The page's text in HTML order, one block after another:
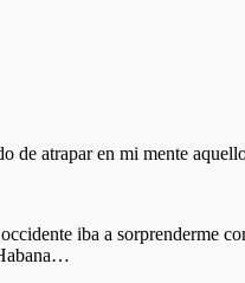
atrapar en mi mente
iba a sorprenderme